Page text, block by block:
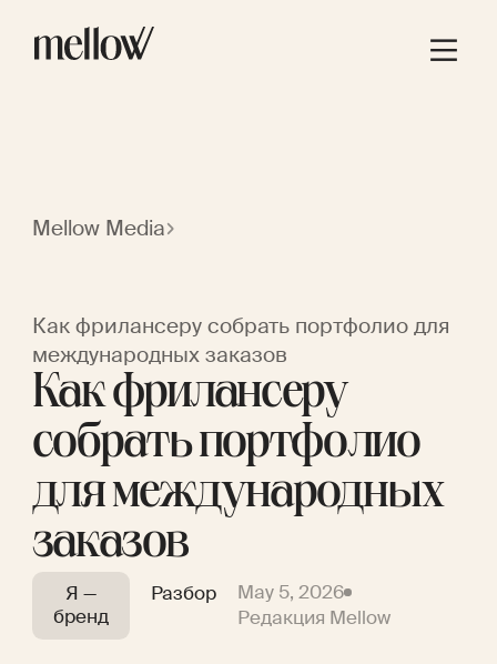
Mellow Media
Как фрилансеру собрать портфолио для
международных заказов
Как фрилансеру
собрать портфолио
для международных
заказов
Я —
бренд
Разбор
May 5, 2026
Редакция Mellow